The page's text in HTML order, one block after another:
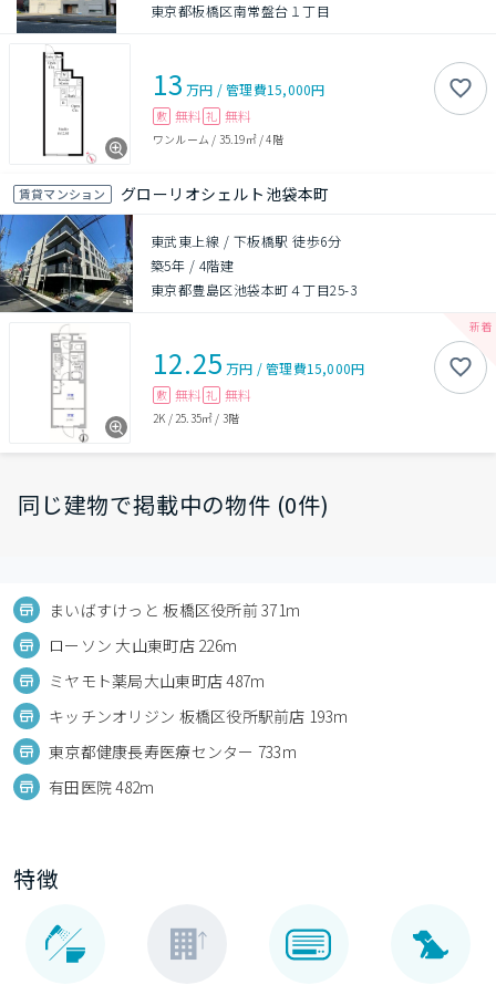
東京都板橋区南常盤台１丁目
13 万円 /管理費15,000円
敷 無料 礼 無料
ワンルーム / 35.19㎡/4階
賃貸マンション グローリオシェルト池袋本町
東武東上線 / 下板橋駅 徒歩6分
築5年 / 4階建
東京都豊島区池袋本町４丁目25-3
12.25 万円 /管理費15,000円
敷 無料 礼 無料
2K / 25.35㎡ / 3階
同じ建物で掲載中の物件 (0件)
まいばすけっと 板橋区役所前 371m
ローソン 大山東町店 226m
ミヤモト薬局大山東町店 487m
キッチンオリジン 板橋区役所駅前店 193m
東京都健康長寿医療センター 733m
有田医院 482m
特徴